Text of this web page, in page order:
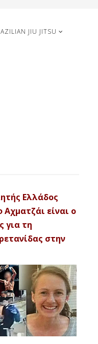
JIU JITSU
Ελλάδος
είναι ο
για τη
στην